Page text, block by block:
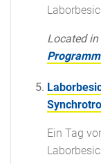
Located in
Ein Tag